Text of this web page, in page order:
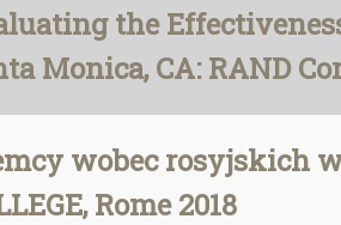
the
Monica, CA: RAND
wobec rosyjskich
Rome 2018